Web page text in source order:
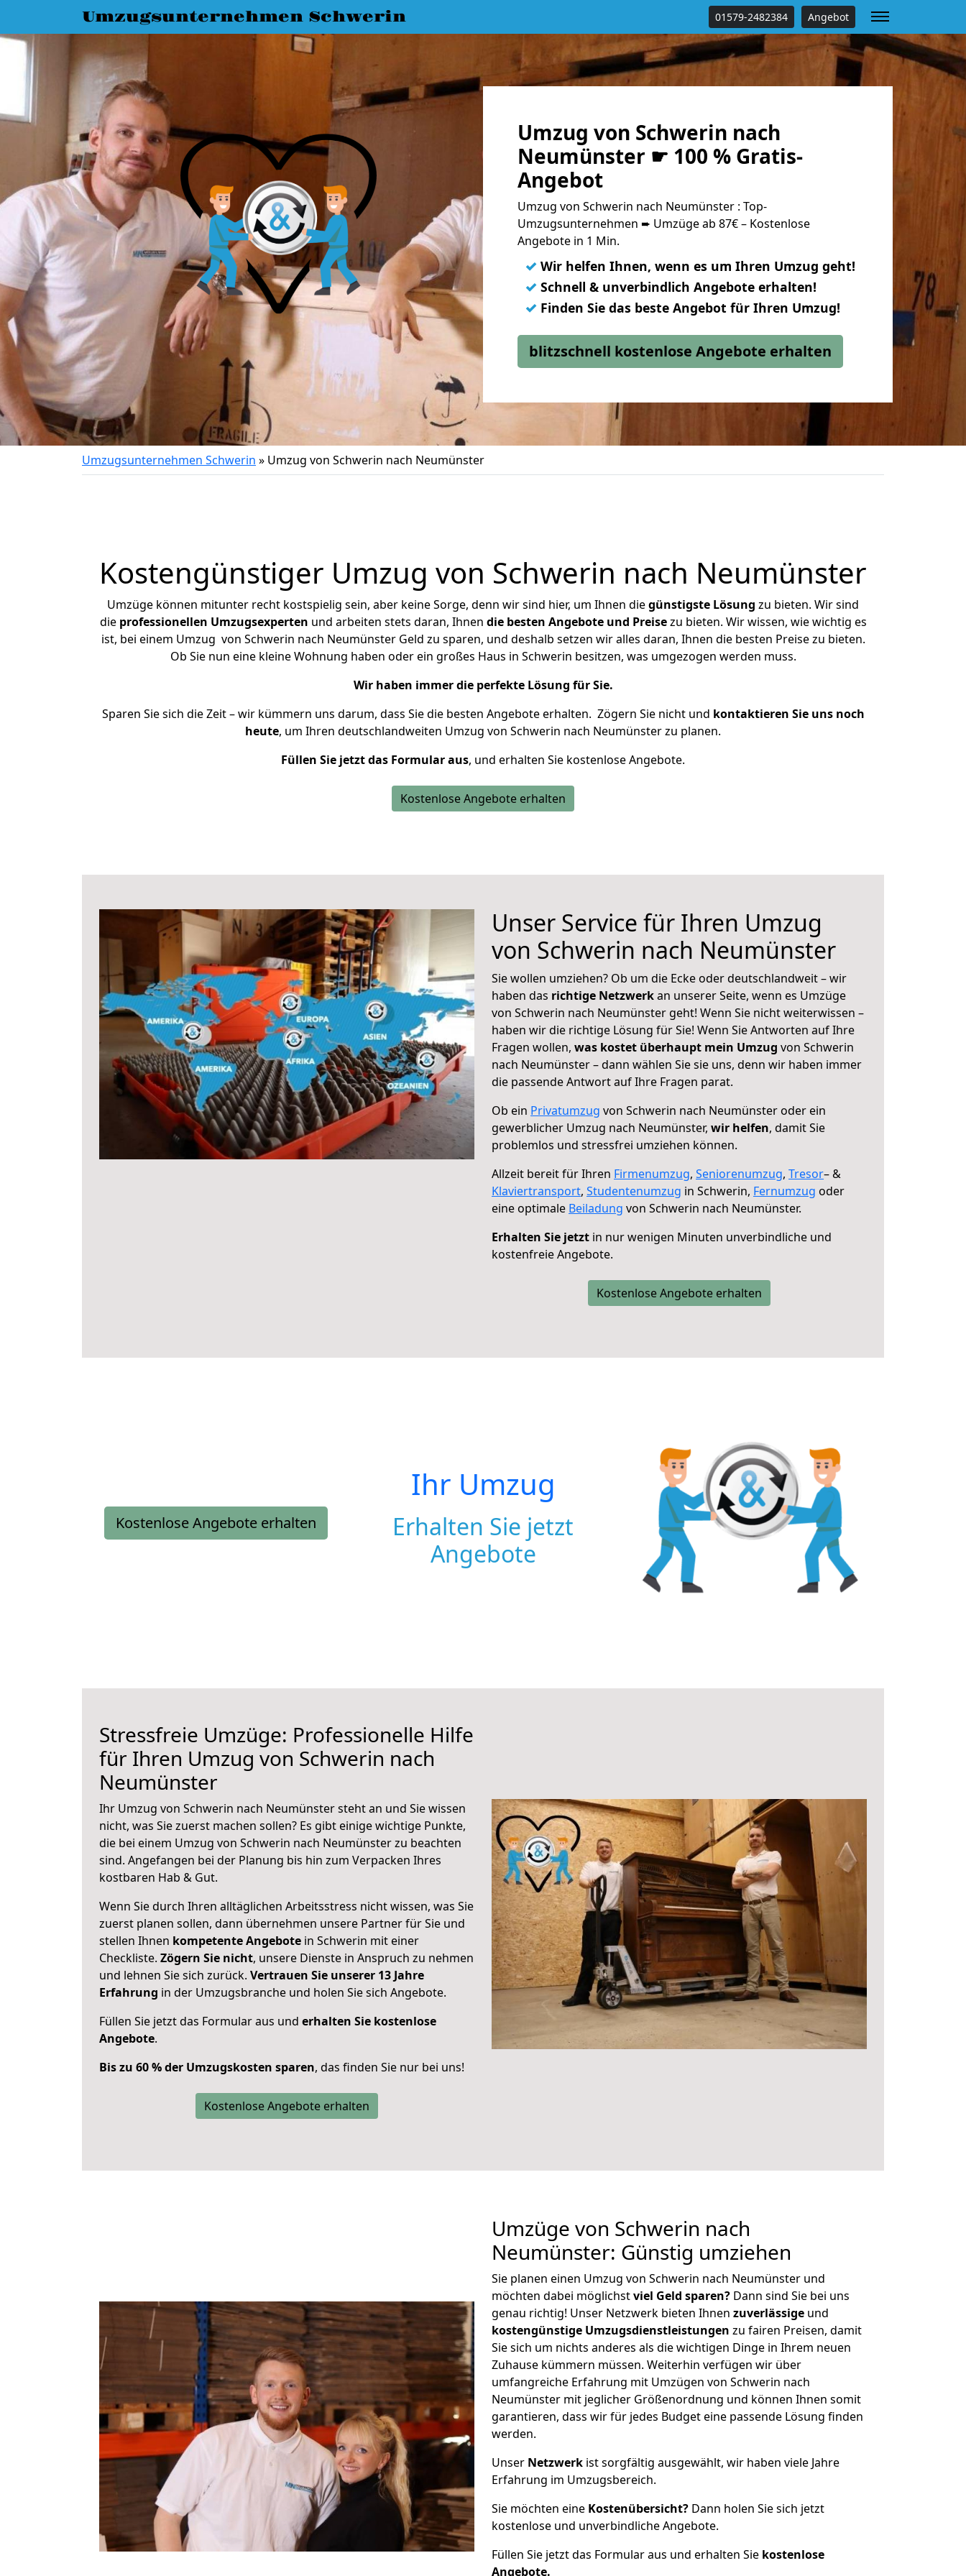
Umzugsunternehmen Schwerin 01579-2482384 Angebot
Umzug von Schwerin nach
Neumünster ☛ 100 % Gratis-
Angebot
Umzug von Schwerin nach Neumünster : Top-
Umzugsunternehmen ➨ Umzüge ab 87€ – Kostenlose
Angebote in 1 Min.
✓ Wir helfen Ihnen, wenn es um Ihren Umzug geht!
✓ Schnell & unverbindlich Angebote erhalten!
✓ Finden Sie das beste Angebot für Ihren Umzug!
blitzschnell kostenlose Angebote erhalten
Umzugsunternehmen Schwerin » Umzug von Schwerin nach Neumünster
Kostengünstiger Umzug von Schwerin nach Neumünster
Umzüge können mitunter recht kostspielig sein, aber keine Sorge, denn wir sind hier, um Ihnen diegünstigste Lösung zu bieten. Wir sind
die professionellen Umzugsexperten und arbeiten stets daran, Ihnen die besten Angebote und Preisezu bieten. Wir wissen, wie wichtig es
ist, bei einem Umzug von Schwerin nach Neumünster Geld zu sparen, und deshalb setzen wir alles daran, Ihnen die besten Preise zu bieten.
Ob Sie nun eine kleine Wohnung haben oder ein großes Haus in Schwerin besitzen, was umgezogen werden muss.
Wir haben immer die perfekte Lösung für Sie.
Sparen Sie sich die Zeit – wir kümmern uns darum, dass Sie die besten Angebote erhalten. Zögern Sie nicht und kontaktieren Sie uns noch
heute, um Ihren deutschlandweiten Umzug von Schwerin nach Neumünster zu planen.
Füllen Sie jetzt das Formular aus, und erhalten Sie kostenlose Angebote.
Kostenlose Angebote erhalten
Unser Service für Ihren Umzug
von Schwerin nach Neumünster
Sie wollen umziehen? Ob um die Ecke oder deutschlandweit – wir
haben das richtige Netzwerkan unserer Seite, wenn es Umzüge
von Schwerin nach Neumünster geht! Wenn Sie nicht weiterwissen –
haben wir die richtige Lösung für Sie! Wenn Sie Antworten auf Ihre
Fragen wollen, was kostet überhaupt mein Umzug von Schwerin
nach Neumünster – dann wählen Sie sie uns, denn wir haben immer
die passende Antwort auf Ihre Fragen parat.
Ob ein Privatumzug von Schwerin nach Neumünster oder ein
gewerblicher Umzug nach Neumünster, wir helfen, damit Sie
problemlos und stressfrei umziehen können.
Allzeit bereit für Ihren Firmenumzug, Seniorenumzug, Tresor– &
Klaviertransport, Studentenumzug in Schwerin, Fernumzug oder
eine optimale Beiladung von Schwerin nach Neumünster.
Erhalten Sie jetzt in nur wenigen Minuten unverbindliche und
kostenfreie Angebote.
Kostenlose Angebote erhalten
Kostenlose Angebote erhalten
Ihr Umzug
Erhalten Sie jetzt
Angebote
Stressfreie Umzüge: Professionelle Hilfe
für Ihren Umzug von Schwerin nach
Neumünster
Ihr Umzug von Schwerin nach Neumünster steht an und Sie wissen
nicht, was Sie zuerst machen sollen? Es gibt einige wichtige Punkte,
die bei einem Umzug von Schwerin nach Neumünster zu beachten
sind. Angefangen bei der Planung bis hin zum Verpacken Ihres
kostbaren Hab & Gut.
Wenn Sie durch Ihren alltäglichen Arbeitsstress nicht wissen, was Sie
zuerst planen sollen, dann übernehmen unsere Partner für Sie und
stellen Ihnen kompetente Angebote in Schwerin mit einer
Checkliste. Zögern Sie nicht, unsere Dienste in Anspruch zu nehmen
und lehnen Sie sich zurück. Vertrauen Sie unserer 13 Jahre
Erfahrung in der Umzugsbranche und holen Sie sich Angebote.
Füllen Sie jetzt das Formular aus und erhalten Sie kostenlose
Angebote.
Bis zu 60 % der Umzugskosten sparen, das finden Sie nur bei uns!
Kostenlose Angebote erhalten
Umzüge von Schwerin nach
Neumünster: Günstig umziehen
Sie planen einen Umzug von Schwerin nach Neumünster und
möchten dabei möglichstviel Geld sparen? Dann sind Sie bei uns
genau richtig! Unser Netzwerk bieten Ihnen zuverlässige und
kostengünstige Umzugsdienstleistungen zu fairen Preisen, damit
Sie sich um nichts anderes als die wichtigen Dinge in Ihrem neuen
Zuhause kümmern müssen. Weiterhin verfügen wir über
umfangreiche Erfahrung mit Umzügen von Schwerin nach
Neumünster mit jeglicher Größenordnung und können Ihnen somit
garantieren, dass wir für jedes Budget eine passende Lösung finden
werden.
Unser Netzwerk ist sorgfältig ausgewählt, wir haben viele Jahre
Erfahrung im Umzugsbereich.
Sie möchten eine Kostenübersicht? Dann holen Sie sich jetzt
kostenlose und unverbindliche Angebote.
Füllen Sie jetzt das Formular aus und erhalten Sie kostenlose
Angebote.